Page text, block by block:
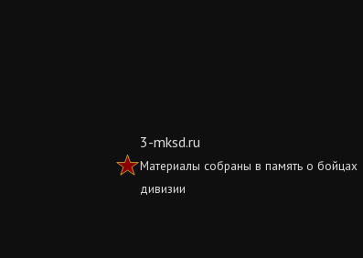
3-mksd.ru
Материалы собраны в память о бойцах
дивизии